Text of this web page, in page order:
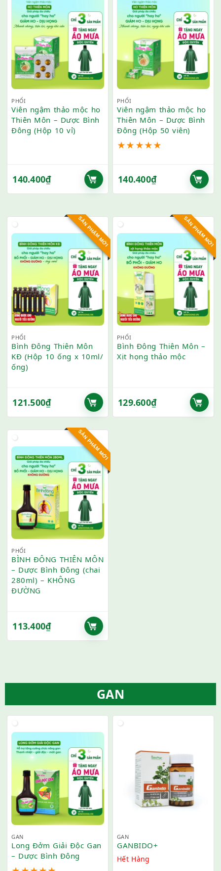
PHỔI
Viên ngậm thảo mộc ho
Thiên Môn – Dược Bình
Đông (Hộp 10 vỉ)
140.400₫
PHỔI
Viên ngậm thảo mộc ho
Thiên Môn – Dược Bình
Đông (Hộp 50 viên)
★★ ★★★
140.400₫
SẢN PHẨM MỚI
PHỔI
Bình Đông Thiên Môn
KĐ (Hộp 10 ống x 10ml/
ống)
121.500₫
SẢN PHẨM MỚI
PHỔI
Bình Đông Thiên Môn –
Xịt họng thảo mộc
129.600₫
SẢN PHẨM MỚI
PHỔI
BÌNH ĐÔNG THIÊN MÔN
– Dược Bình Đông (chai
280ml) – KHÔNG
ĐƯỜNG
113.400₫
GAN
GAN
Long Đởm Giải Độc Gan
– Dược Bình Đông
GAN
GANBIDO+
Hết Hàng